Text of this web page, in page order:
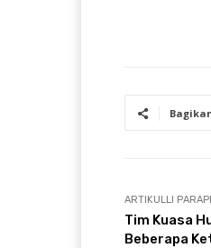
ARTIKULLI
Tim Kuasa
Beberapa